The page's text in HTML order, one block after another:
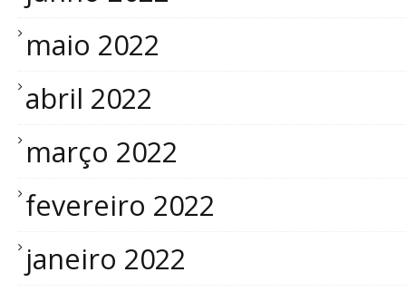
maio 2022
abril 2022
março 2022
fevereiro 2022
janeiro 2022